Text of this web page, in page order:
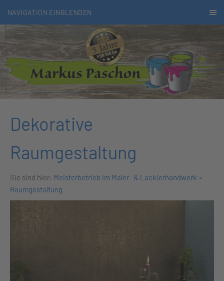
NAVIGATION EINBLENDEN
Dekorative
Raumgestaltung
Sie sind hier: Meisterbetrieb im Maler- & Lackierhandwerk »
Raumgestaltung